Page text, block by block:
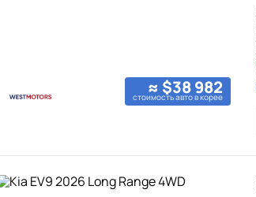
≈ $38 982
стоимость авто в корее